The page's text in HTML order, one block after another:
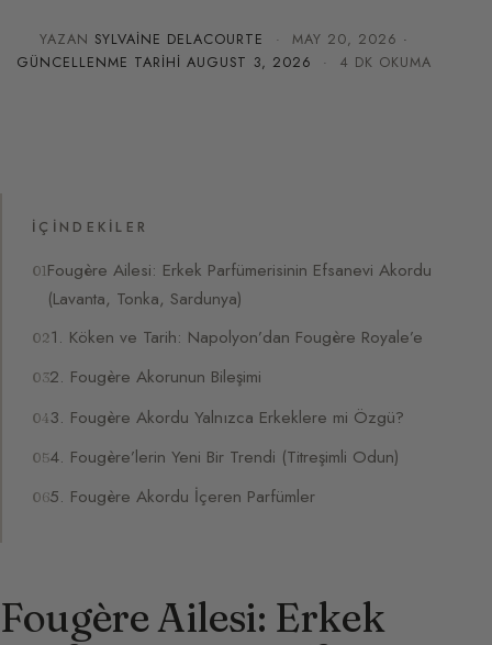
YAZAN SYLVAINE DELACOURTE · MAY 20, 2026 ·
GÜNCELLENME TARIHIAUGUST 3, 2026 · 4 DK OKUMA
İÇINDEKILER
Fougère Ailesi: Erkek Parfümerisinin Efsanevi Akordu
(Lavanta, Tonka, Sardunya)
1. Köken ve Tarih: Napolyon’dan Fougère Royale’e
2. Fougère Akorunun Bileşimi
3. Fougère Akordu Yalnızca Erkeklere mi Özgü?
4. Fougère’lerin Yeni Bir Trendi (Titreşimli Odun)
5. Fougère Akordu İçeren Parfümler
Fougère Ailesi: Erkek